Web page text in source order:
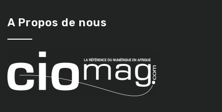
A Propos de nous